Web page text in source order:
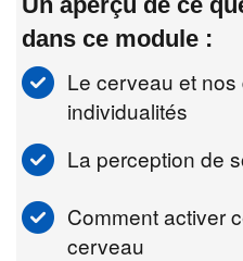
dans ce module :
Le cerveau et nos
individualités
La perception de
Comment activer
cerveau